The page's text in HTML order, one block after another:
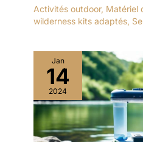
Activités outdoor, Matériel
wilderness kits adaptés,
Jan
14
2024